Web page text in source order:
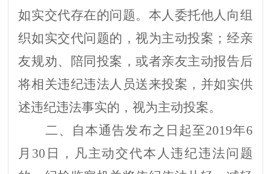
如实交代存在的问题。本人委托他人向组
织如实交代问题的，视为主动投案；经亲
友规劝、陪同投案，或者亲友主动报告后
将相关违纪违法人员送来投案，并如实供
述违纪违法事实的，视为主动投案。
二、自本通告发布之日起至2019年6
月30日，凡主动交代本人违纪违法问题